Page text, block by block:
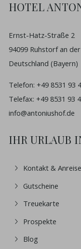
HOTEL
Ernst-Hatz-Straße 2
94099 Ruhstorf an
Deutschland (Bayern)
Telefon:+49 8531 93
Telefax: +49 8531 93
info@antoniushof.de
IHR URLAUB
Kontakt & Anreise
Gutscheine
Treuekarte
Prospekte
Blog